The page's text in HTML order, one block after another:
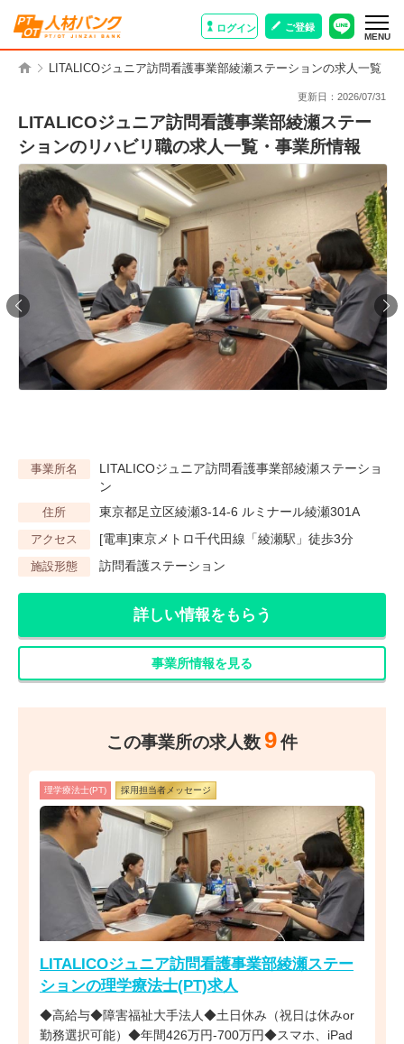
ログイン ご登録
MENU
LITALICOジュニア訪問看護事業部綾瀬ステーションの求人一覧・
更新日： 2026/07/31
LITALICOジュニア訪問看護事業部綾瀬ステー
ションのリハビリ職の求人一覧・事業所情報
事業所名
LITALICOジュニア訪問看護事業部綾瀬ステーショ
ン
住所 東京都足立区綾瀬3-14-6 ルミナール綾瀬301A
アクセス [電車]東京メトロ千代田線「綾瀬駅」徒歩3分
施設形態 訪問看護ステーション
詳しい情報をもらう
事業所情報を見る
この事業所の求人数 9件
理学療法士(PT) 採用担当者メッセージ
LITALICOジュニア訪問看護事業部綾瀬ステー
ションの理学療法士(PT)求人
◆高給与◆障害福祉大手法人◆土日休み（祝日は休みor
勤務選択可能）◆年間426万円-700万円◆スマホ、iPad